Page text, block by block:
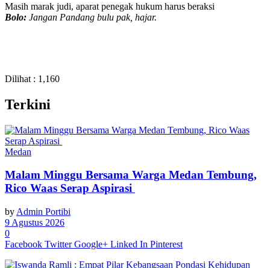
Masih marak judi, aparat penegak hukum harus beraksi
Bolo: Jangan Pandang bulu pak, hajar.
Dilihat : 1,160
Terkini
Medan
Malam Minggu Bersama Warga Medan Tembung,
Rico Waas Serap Aspirasi
by Admin Portibi
9 Agustus 2026
0
Facebook Twitter Google+ Linked In Pinterest